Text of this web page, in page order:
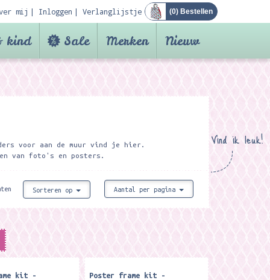
mij Inloggen Verlanglijstje (0) Bestellen
kind Sale Merken Nieuw
Vind ik leuk!
voor aan de muur vind je hier.
van foto's en posters.
Sorteren op Aantal per pagina
kit -
Poster frame kit -